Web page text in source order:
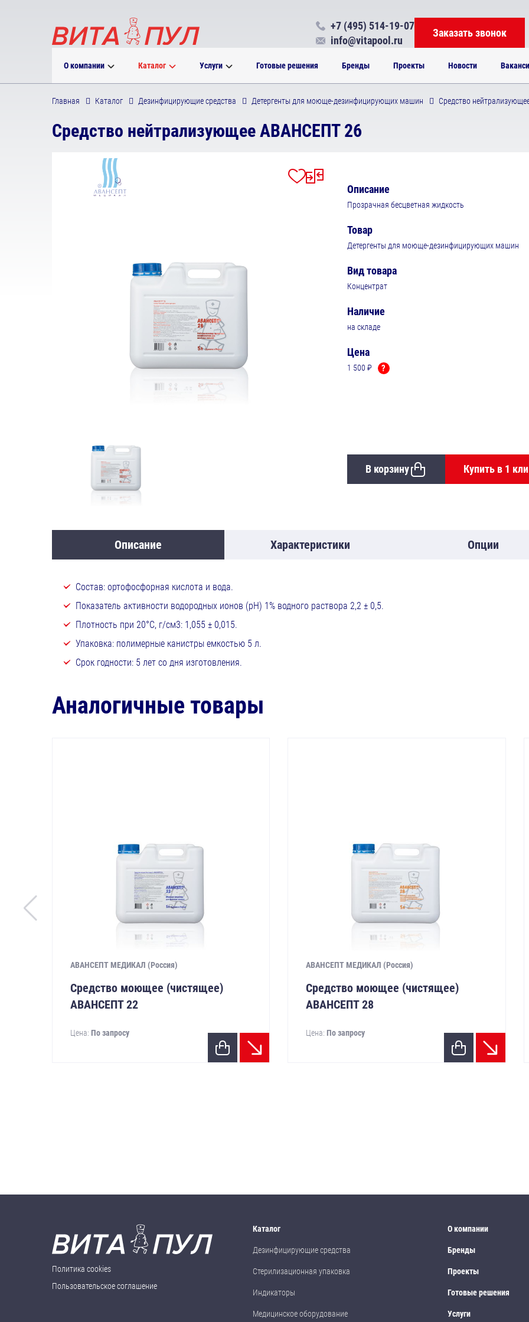
О компании Каталог Услуги Готовые решения Бренды Проекты Новости
+7 (495) 514-19-07
info@vitapool.ru
Заказать звонок
Главная Каталог Дезинфицирующие средства Детергенты для моюще-дезинфицирующих машин Средство
Средство нейтрализующее АВАНСЕПТ 26
Описание
Прозрачная бесцветная жидкость
Товар
Детергенты для моюще-дезинфицирующих машин
Вид товара
Концентрат
Наличие
на складе
Цена
1 500 ₽ ?
В корзину Купить в 1
Описание Характеристики Опции
Состав: ортофосфорная кислота и вода.
Показатель активности водородных ионов (рН) 1% водного
Плотность при 20°С, г/см3: 1,055 ± 0,015.
Упаковка: полимерные канистры емкостью 5 л.
Срок годности: 5 лет со дня изготовления.
Аналогичные товары
АВАНСЕПТ МЕДИКАЛ (Россия)
Средство моющее (чистящее)
АВАНСЕПТ 22
Цена: По запросу
АВАНСЕПТ МЕДИКАЛ (Россия)
Средство моющее (чистящее)
АВАНСЕПТ 28
Цена:По запросу
Политика cookies
Пользовательское соглашение
Каталог
Дезинфицирующие средства
Стерилизационная упаковка
Индикаторы
Медицинское оборудование
О компании
Бренды
Проекты
Готовые решения
Услуги